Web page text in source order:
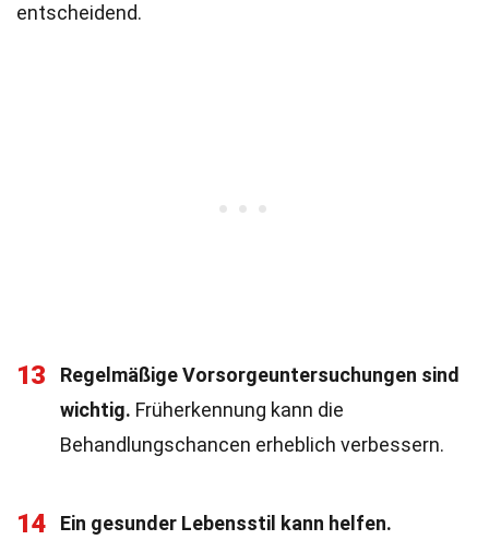
entscheidend.
13
Regelmäßige Vorsorgeuntersuchungen sind
wichtig. Früherkennung kann die
Behandlungschancen erheblich verbessern.
14
Ein gesunder Lebensstil kann helfen.